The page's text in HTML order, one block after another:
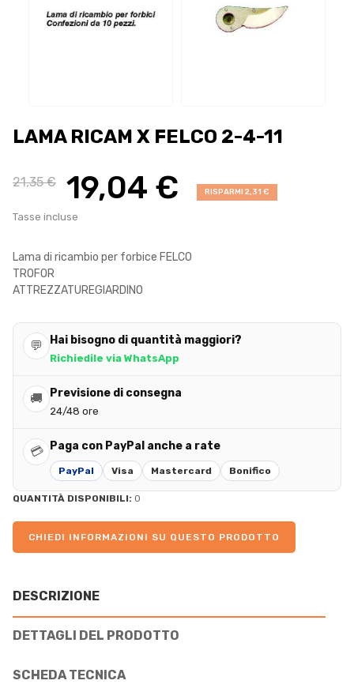
LAMA RICAM X FELCO 2-4-11
21,35 € 19,04 € RISPARMI 2,31 €
Tasse incluse
Lama di ricambio per forbice FELCO
TROFOR
ATTREZZATUREGIARDINO
💬 Hai bisogno di quantità maggiori?
Richiedile via WhatsApp
🚚 Previsione di consegna
24/48 ore
💳 Paga con PayPal anche a rate
PayPal Visa Mastercard Bonifico
QUANTITÀ DISPONIBILI: 0
CHIEDI INFORMAZIONI SU QUESTO PRODOTTO
DESCRIZIONE
DETTAGLI DEL PRODOTTO
SCHEDA TECNICA